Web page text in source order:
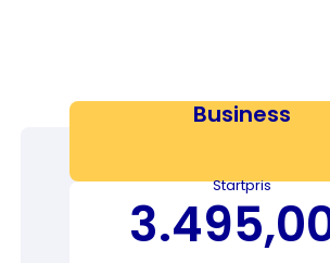
Business
Startpris